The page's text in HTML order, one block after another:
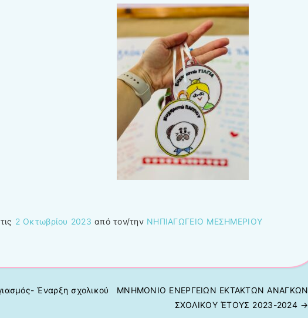
2 Οκτωβρίου 2023 από τον/την ΝΗΠΙΑΓΩΓΕΙΟ ΜΕΣΗΜΕΡΙΟΥ
Έναρξη σχολικού
ΜΝΗΜΟΝΙΟ ΕΝΕΡΓΕΙΩΝ ΕΚΤΑΚΤΩΝ ΑΝΑΓΚΩΝ
ΣΧΟΛΙΚΟΥ ΈΤΟΥΣ 2023-2024 →